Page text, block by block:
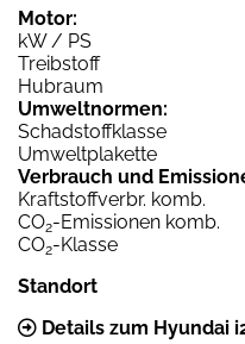
Motor:
kW / PS
Treibstoff
Hubraum
Umweltnormen:
Schadstoffklasse
Umweltplakette
Verbrauch und
Kraftstoffverbr. komb.
CO2-Emissionen komb.
CO2-Klasse
Standort
Details zum Hyundai